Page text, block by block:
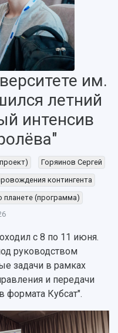
университет?
деятельность
научные коллективы
научных
им.
летний
интенсив
Горяинов Сергей
контингента
(программа)
с 8 по 11 июня.
руководством
задачи в рамках
и передачи
формата Кубсат".